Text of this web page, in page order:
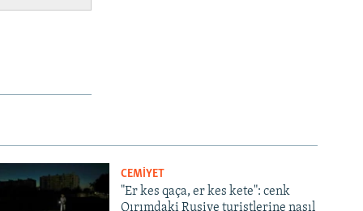
CEMİYET
"Er kes qaça, er kes kete": cenk
Qırımdaki Rusiye turistlerine nasıl